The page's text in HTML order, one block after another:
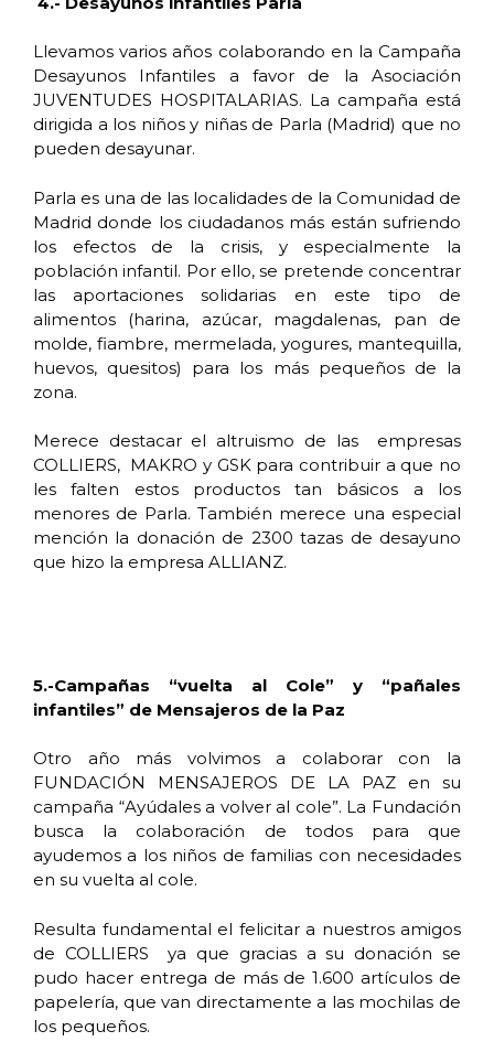
Llevamos varios años colaborando en la Campaña
Desayunos Infantiles a favor de la Asociación
JUVENTUDES HOSPITALARIAS. La campaña está
dirigida a los niños y niñas de Parla (Madrid) que no
pueden desayunar.
Parla es una de las localidades de la Comunidad de
Madrid donde los ciudadanos más están sufriendo
los efectos de la crisis, y especialmente la
población infantil. Por ello, se pretende concentrar
las aportaciones solidarias en este tipo de
alimentos (harina, azúcar, magdalenas, pan de
molde, fiambre, mermelada, yogures, mantequilla,
huevos, quesitos) para los más pequeños de la
zona.
Merece destacar el altruismo de las empresas
COLLIERS, MAKRO y GSK para contribuir a que no
les falten estos productos tan básicos a los
menores de Parla. También merece una especial
mención la donación de 2300 tazas de desayuno
que hizo la empresa ALLIANZ.
5.-Campañas “vuelta al Cole” y “pañales
infantiles” de Mensajeros de la Paz
Otro año más volvimos a colaborar con la
FUNDACIÓN MENSAJEROS DE LA PAZ en su
campaña “Ayúdales a volver al cole”. La Fundación
busca la colaboración de todos para que
ayudemos a los niños de familias con necesidades
en su vuelta al cole.
Resulta fundamental el felicitar a nuestros amigos
de COLLIERS ya que gracias a su donación se
pudo hacer entrega de más de 1.600 artículos de
papelería, que van directamente a las mochilas de
los pequeños.